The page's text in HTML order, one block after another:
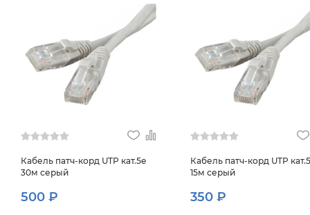
Кабель патч-корд UTP кат.5е
30м серый
500 ₽
Кабель патч-корд UTP
15м серый
350 ₽